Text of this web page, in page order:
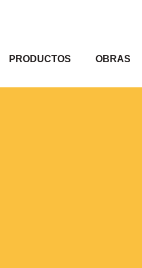
PRODUCTOS OBRAS